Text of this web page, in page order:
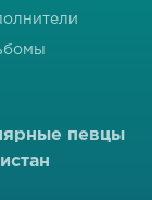
певцы